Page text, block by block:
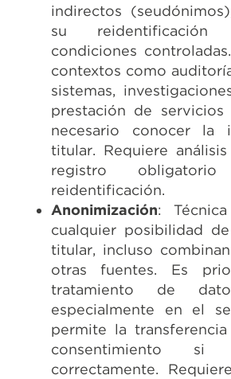
indirectos
su
condiciones
contextos como
sistemas,
prestación de
necesario conocer la
titular. Requiere
registro
reidentificación.
Anonimización:
cualquier posibilidad
titular, incluso
otras fuentes. Es
tratamiento de
especialmente en el
permite la
consentimiento
correctamente.